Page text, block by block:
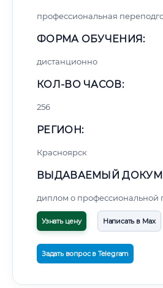
профессиональная
ФОРМА ОБУЧЕНИЯ:
дистанционно
КОЛ-ВО ЧАСОВ:
256
РЕГИОН:
Красноярск
ВЫДАВАЕМЫЙ
диплом о профессиональной
Узнать цену Написать в Max
Задать вопрос в Telegram